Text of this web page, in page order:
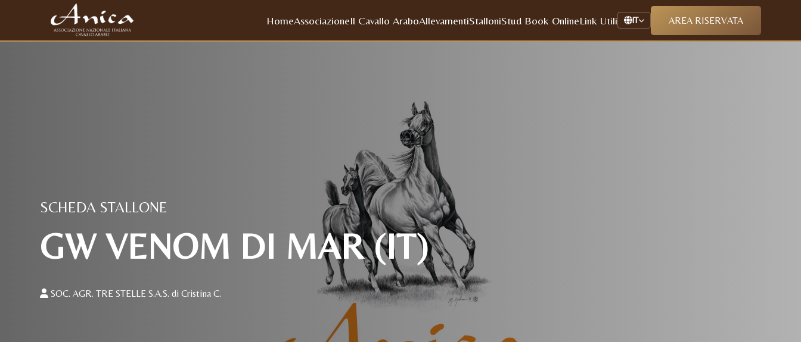
HomeAssociazioneIl Cavallo AraboAllevamentiStalloniStud Book OnlineLink Utili IT AREA RISERVATA
SCHEDA STALLONE
GW VENOM DI MAR (IT)
SOC. AGR. TRE STELLE S.A.S. di Cristina C.